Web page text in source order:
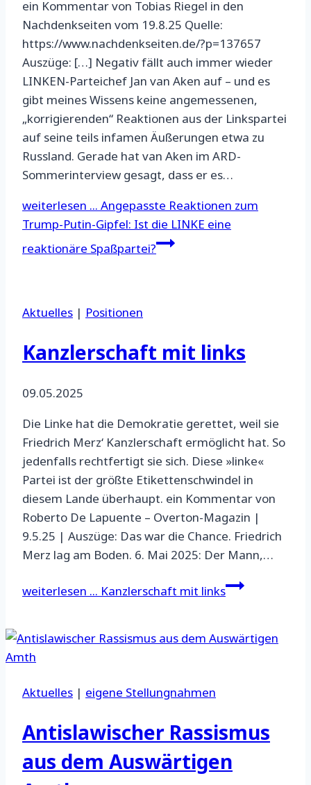
ein Kommentar von Tobias Riegel in den
Nachdenkseiten vom 19.8.25 Quelle:
https://www.nachdenkseiten.de/?p=137657
Auszüge: […] Negativ fällt auch immer wieder
LINKEN-Parteichef Jan van Aken auf – und es
gibt meines Wissens keine angemessenen,
„korrigierenden“ Reaktionen aus der Linkspartei
auf seine teils infamen Äußerungen etwa zu
Russland. Gerade hat van Aken im ARD-
Sommerinterview gesagt, dass er es…
weiterlesen ... Angepasste Reaktionen zum
Trump-Putin-Gipfel: Ist die LINKE eine
reaktionäre Spaßpartei?
Aktuelles | Positionen
Kanzlerschaft mit links
09.05.2025
Die Linke hat die Demokratie gerettet, weil sie
Friedrich Merz‘ Kanzlerschaft ermöglicht hat. So
jedenfalls rechtfertigt sie sich. Diese »linke«
Partei ist der größte Etikettenschwindel in
diesem Lande überhaupt. ein Kommentar von
Roberto De Lapuente – Overton-Magazin |
9.5.25 | Auszüge: Das war die Chance. Friedrich
Merz lag am Boden. 6. Mai 2025: Der Mann,…
weiterlesen ... Kanzlerschaft mit links
Aktuelles | eigene Stellungnahmen
Antislawischer Rassismus
aus dem Auswärtigen